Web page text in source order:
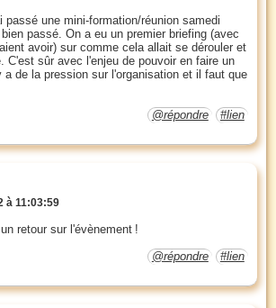
passé une mini-formation/réunion samedi
passé. On a eu un premier briefing (avec
avoir) sur comme cela allait se dérouler et
C'est sûr avec l'enjeu de pouvoir en faire un
de la pression sur l'organisation et il faut que
@répondre
#lien
à 11:03:59
retour sur l'évènement !
@répondre
#lien